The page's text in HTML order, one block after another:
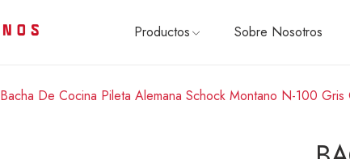
Productos Sobre Nosotros
Bacha De Cocina Pileta Alemana Schock Montano N-100